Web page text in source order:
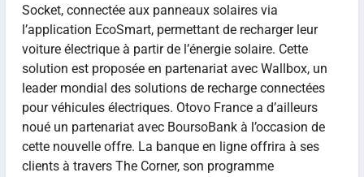
Socket, connectée aux panneaux solaires via
l’application EcoSmart, permettant de recharger leur
voiture électrique à partir de l’énergie solaire. Cette
solution est proposée en partenariat avec Wallbox, un
leader mondial des solutions de recharge connectées
pour véhicules électriques. Otovo France a d’ailleurs
noué un partenariat avec BoursoBank à l’occasion de
cette nouvelle offre. La banque en ligne offrira à ses
clients à travers The Corner, son programme